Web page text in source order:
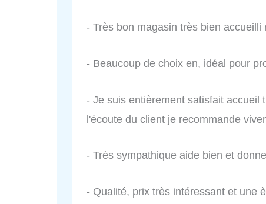
- Très bon magasin très bien accueilli
- Beaucoup de choix en, idéal pour
- Je suis entièrement satisfait accueil
l'écoute du client je recommande
- Très sympathique aide bien et
- Qualité, prix très intéressant et une